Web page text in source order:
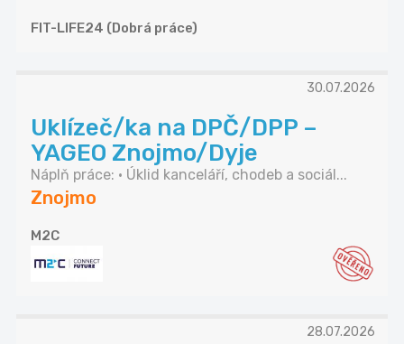
FIT-LIFE24 (Dobrá práce)
30.07.2026
Uklízeč/ka na DPČ/DPP –
YAGEO Znojmo/Dyje
Náplň práce: • Úklid kanceláří, chodeb a sociál...
Znojmo
M2C
28.07.2026